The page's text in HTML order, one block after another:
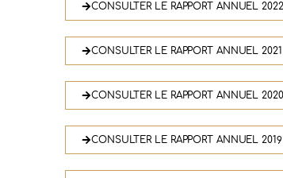
CONSULTER LE RAPPORT ANNUEL 2022
CONSULTER LE RAPPORT ANNUEL 2021
CONSULTER LE RAPPORT ANNUEL 2020
CONSULTER LE RAPPORT ANNUEL 2019